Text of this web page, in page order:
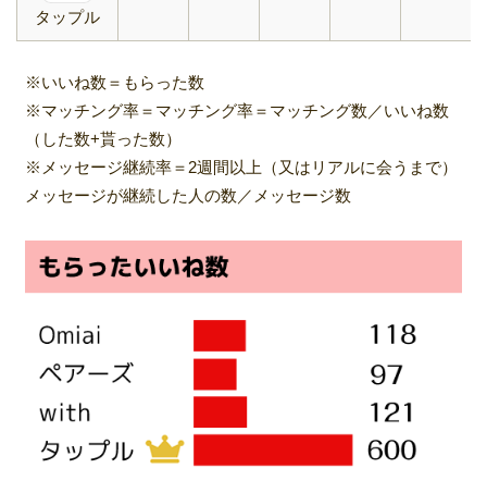
タップル
※いいね数＝もらった数
※マッチング率＝マッチング率＝マッチング数／いいね数
（した数+貰った数）
※メッセージ継続率＝2週間以上（又はリアルに会うまで）
メッセージが継続した人の数／メッセージ数